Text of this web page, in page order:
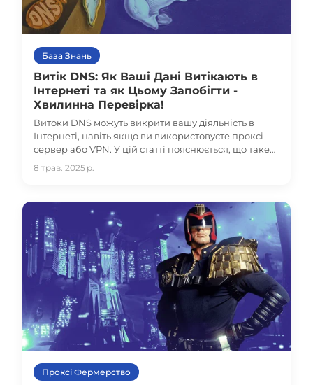
База Знань
Витік DNS: Як Ваші Дані Витікають в
Інтернеті та як Цьому Запобігти -
Хвилинна Перевірка!
Витоки DNS можуть викрити вашу діяльність в
Інтернеті, навіть якщо ви використовуєте проксі-
сервер або VPN. У цій статті пояснюється, що таке
витоки DNS, як вони впливають на безпеку і як їм
запобігти, щоб захистити вашу конфіденційність в
8 трав. 2025 р.
Проксі Фермерство